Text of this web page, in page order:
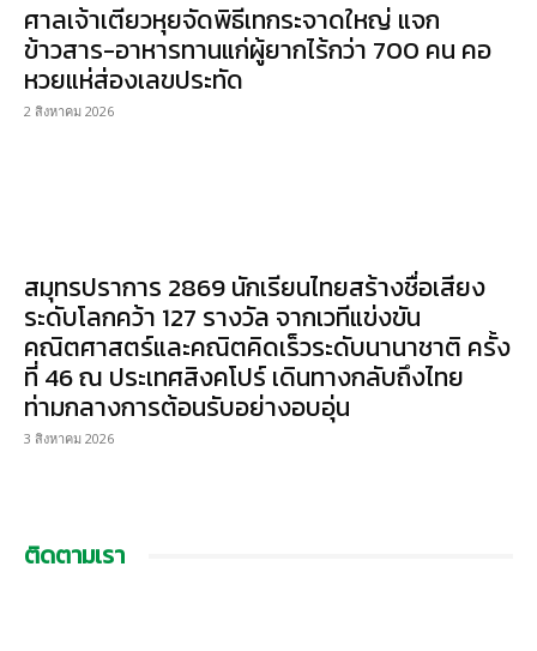
ศาลเจ้าเตียวหุยจัดพิธีเทกระจาดใหญ่ แจก
ข้าวสาร-อาหารทานแก่ผู้ยากไร้กว่า 700 คน คอ
หวยแห่ส่องเลขประทัด
2 สิงหาคม 2026
สมุทรปราการ 2869 นักเรียนไทยสร้างชื่อเสียง
ระดับโลกคว้า 127 รางวัล จากเวทีแข่งขัน
คณิตศาสตร์และคณิตคิดเร็วระดับนานาชาติ ครั้ง
ที่ 46 ณ ประเทศสิงคโปร์ เดินทางกลับถึงไทย
ท่ามกลางการต้อนรับอย่างอบอุ่น
3 สิงหาคม 2026
ติดตามเรา